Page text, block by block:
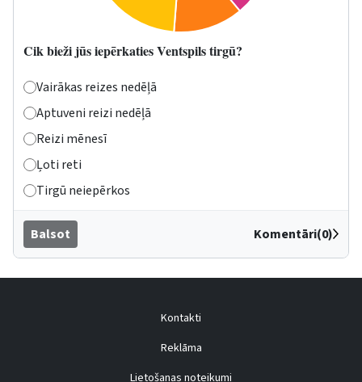
Cik bieži jūs iepērkaties Ventspils tirgū?
Vairākas reizes nedēļā
Aptuveni reizi nedēļā
Reizi mēnesī
Ļoti reti
Tirgū neiepērkos
Balsot Komentāri(0)
Kontakti
Reklāma
Lietošanas noteikumi